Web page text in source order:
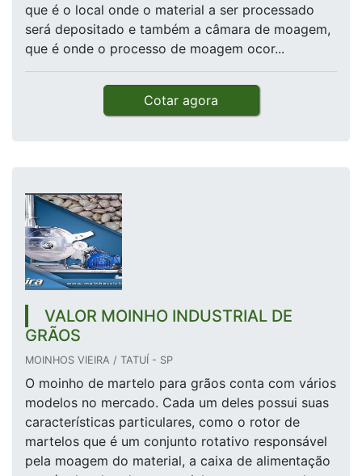
que é o local onde o material a ser processado
será depositado e também a câmara de moagem,
que é onde o processo de moagem ocor...
Cotar agora
VALOR MOINHO INDUSTRIAL DE
GRÃOS
MOINHOS VIEIRA / TATUÍ - SP
O moinho de martelo para grãos conta com vários
modelos no mercado. Cada um deles possui suas
características particulares, como o rotor de
martelos que é um conjunto rotativo responsável
pela moagem do material, a caixa de alimentação